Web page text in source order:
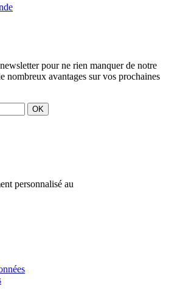
pour ne rien manquer de notre
nombreux avantages sur vos prochaines
OK
personnalisé au